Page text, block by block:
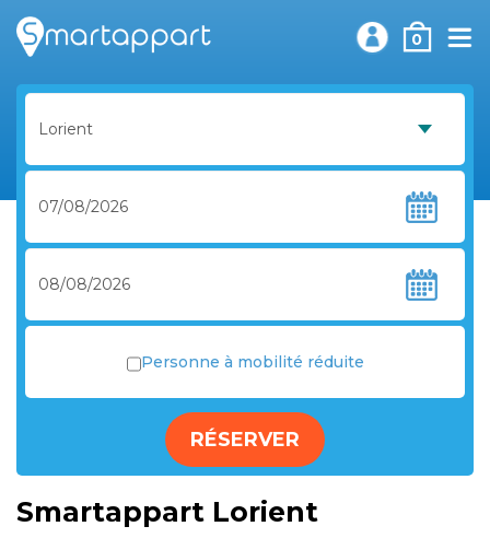
0
Personne à mobilité réduite
RÉSERVER
Smartappart Lorient